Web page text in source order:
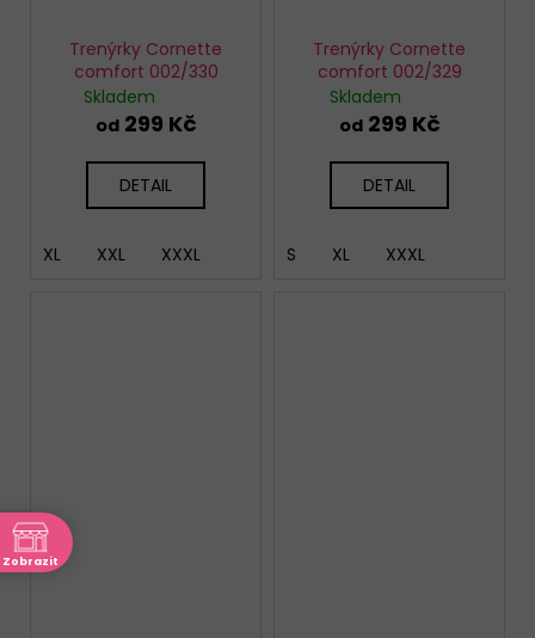
Trenýrky Cornette
comfort 002/330
Skladem
od299 Kč
DETAIL
XL XXL XXXL
Trenýrky Cornette
comfort 002/329
Skladem
od299 Kč
DETAIL
S XL XXXL
Zobrazit